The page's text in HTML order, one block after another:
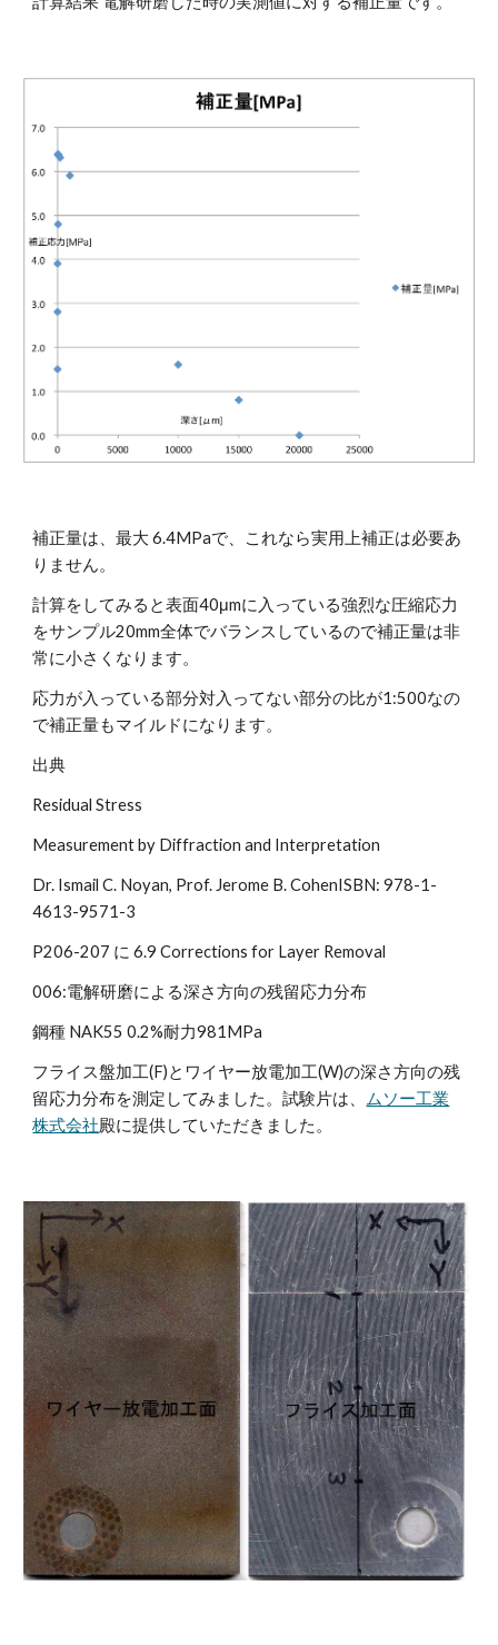
補正量は、最大 6.4MPaで、これなら実用上補正は必要あ
りません。
計算をしてみると表面40μmに入っている強烈な圧縮応力
をサンプル20mm全体でバランスしているので補正量は非
常に小さくなります。
応力が入っている部分対入ってない部分の比が1:500なの
で補正量もマイルドになります。
出典
Residual Stress
Measurement by Diffraction and Interpretation
Dr. Ismail C. Noyan, Prof. Jerome B. CohenISBN: 978-1-
4613-9571-3
P206-207 に 6.9 Corrections for Layer Removal
006:電解研磨による深さ方向の残留応力分布
鋼種 NAK55 0.2%耐力981MPa
フライス盤加工(F)とワイヤー放電加工(W)の深さ方向の残
留応力分布を測定してみました。試験片は、
ムソー工業
株式会社殿に提供していただきました。